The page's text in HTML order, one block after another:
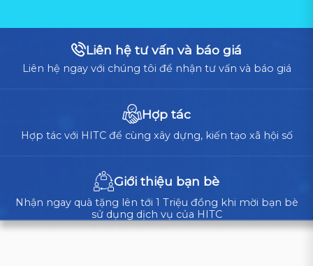
Liên hệ tư vấn và báo giá
Liên hệ ngay với chúng tôi để nhận tư vấn và báo giá
Hợp tác
Hợp tác với HITC để cùng xây dựng, kiến tạo xã hội số
Giới thiệu bạn bè
Nhận ngay quà tặng lên tới 1 Triệu đồng khi mời bạn bè
sử dụng dịch vụ của HITC